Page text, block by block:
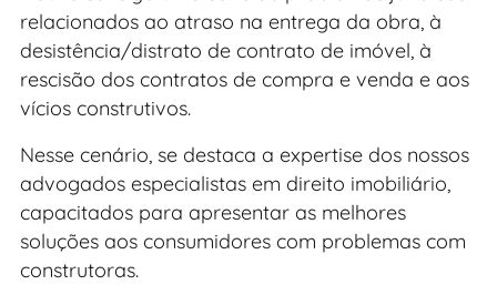
relacionados ao atraso na entrega da obra, à
desistência/distrato de contrato de imóvel, à
rescisão dos contratos de compra e venda e aos
vícios construtivos.
Nesse cenário, se destaca a expertise dos nossos
advogados especialistas em direito imobiliário,
capacitados para apresentar as melhores
soluções aos consumidores com problemas com
construtoras.